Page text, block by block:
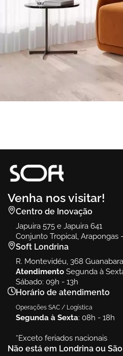
Venha nos visitar!
Centro de Inovação
Japuira 575 e Japuira 641
Conjunto Tropical, Arapongas
Soft Londrina
R. Montevidéu, 368
Atendimento Segunda à
Sábado: 09h - 13h
Horário de atendimento
Operações SAC / Logística
Segunda à Sexta: 08h - 18h
*Exceto feriados nacionais
Não está em Londrina ou